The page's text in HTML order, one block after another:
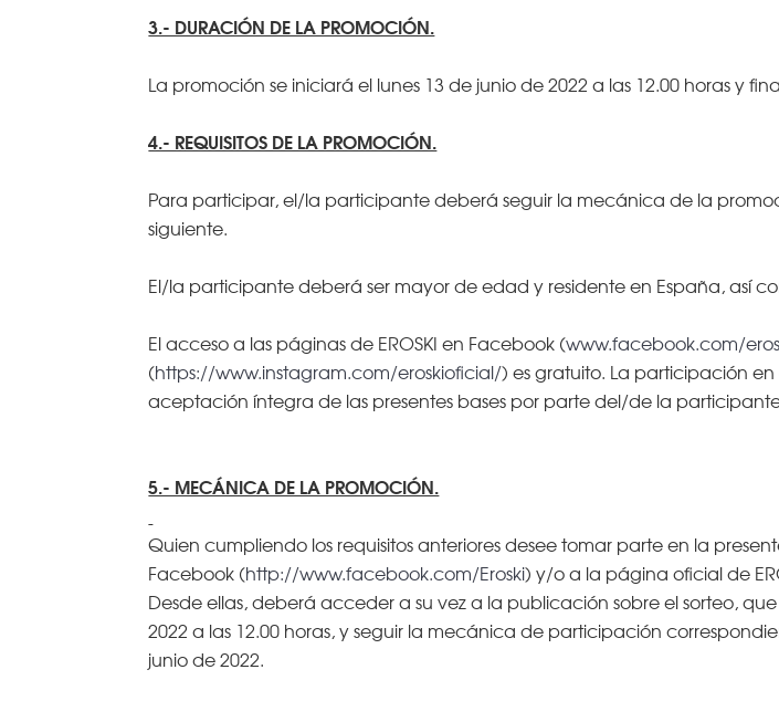
3.- DURACIÓN DE LA PROMOCIÓN.
La promoción se iniciará el lunes 13 de junio de 2022 a las 12.00 horas y
4.- REQUISITOS DE LA PROMOCIÓN.
Para participar, el/la participante deberá seguir la mecánica de la
siguiente.
El/la participante deberá ser mayor de edad y residente en España, así
El acceso a las páginas de EROSKI en Facebook (www.facebook.com/
(https://www.instagram.com/eroskioficial/) es gratuito. La participación
aceptación íntegra de las presentes bases por parte del/de la
5.- MECÁNICA DE LA PROMOCIÓN.
Quien cumpliendo los requisitos anteriores desee tomar parte en la
Facebook (http://www.facebook.com/Eroski) y/o a la página oficial de
Desde ellas, deberá acceder a su vez a la publicación sobre el sorteo,
2022 a las 12.00 horas, y seguir la mecánica de participación
junio de 2022.